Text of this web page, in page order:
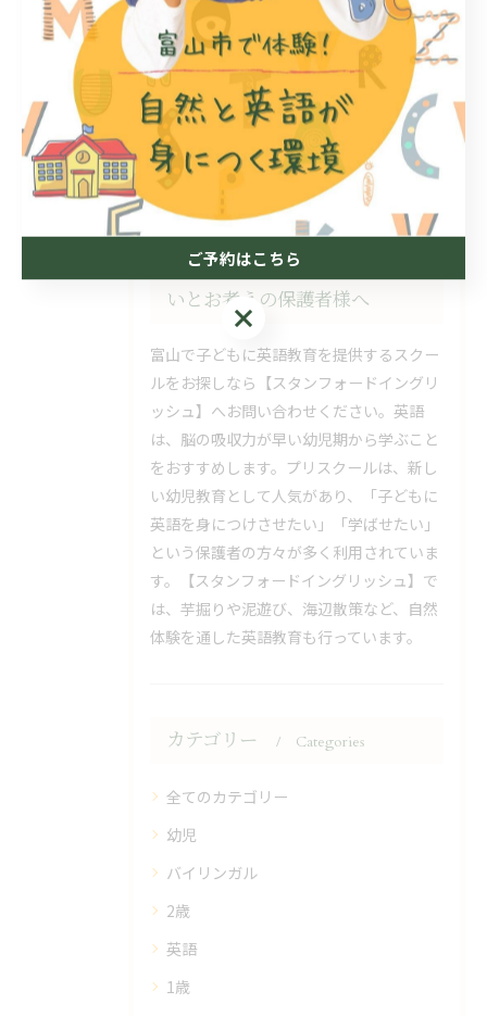
#身近な問題 #キッズ
#プリスクール
#幼稚園
#小学生 #中学生
#高校生
#自殺
富山で英語を子どもに学ばせた
いとお考えの保護者様へ
富山で子どもに英語教育を提供するスクー
ルをお探しなら【スタンフォードイングリ
ッシュ】へお問い合わせください。英語
は、脳の吸収力が早い幼児期から学ぶこと
をおすすめします。プリスクールは、新し
い幼児教育として人気があり、「子どもに
英語を身につけさせたい」「学ばせたい」
という保護者の方々が多く利用されていま
す。【スタンフォードイングリッシュ】で
は、芋掘りや泥遊び、海辺散策など、自然
体験を通した英語教育も行っています。
カテゴリー Categories
全てのカテゴリー
幼児
バイリンガル
2歳
英語
1歳
ご予約はこちら
ご予約はこちら